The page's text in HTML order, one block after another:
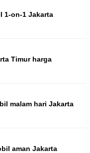
1-on-1 Jakarta
Timur harga
malam hari Jakarta
aman Jakarta